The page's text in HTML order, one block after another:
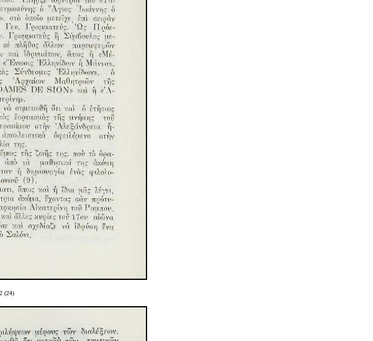
(24)